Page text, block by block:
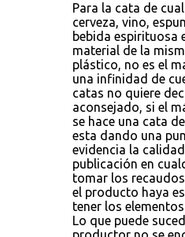
Para la cata de
cerveza, vino,
bebida espirituosa
material de la
plástico, no es el
una infinidad de
catas no quiere
aconsejado, si el
se hace una cata
esta dando una
evidencia la
publicación en
tomar los
el producto haya
tener los
Lo que puede